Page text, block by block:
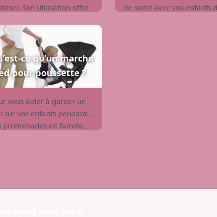
Son utilisation offre
au parent.
de sortir avec vos enfants
ce qu’un marche
pour poussette ?
vous aider à garder un
sur vos enfants pendant
promenades en famille,